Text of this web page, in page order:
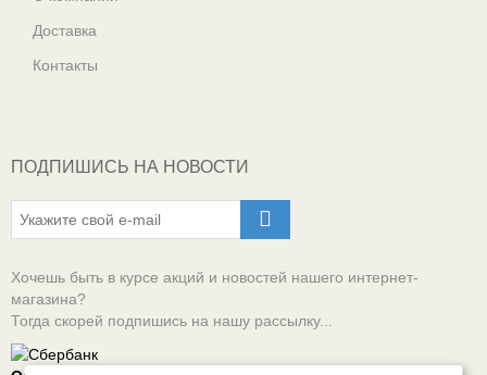
Доставка
Контакты
ПОДПИШИСЬ НА НОВОСТИ
Хочешь быть в курсе акций и новостей нашего интернет-
магазина?
Тогда скорей подпишись на нашу рассылку...